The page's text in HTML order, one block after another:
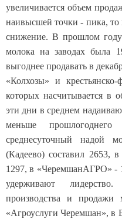
увеличивается объем
наивысшей точки - пика, то
снижение. В прошлом году
молока на заводах была
выгоднее продавать в
«Колхозы» и
которых насчитывается в
эти дни в среднем
меньше
среднесуточный надой
(Кадеево) составил 2653,
1297, в «ЧеремшанАГРО» -
удерживают
производства и продажи
«Агроуслуги Черемшан», в